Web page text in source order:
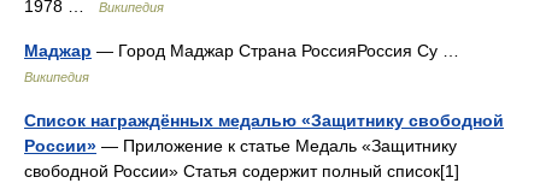
1978 …
Википедия
Маджар — Город Маджар Страна РоссияРоссия Су …
Википедия
Список награждённых медалью «Защитнику свободной
России» — Приложение к статье Медаль «Защитнику
свободной России» Статья содержит полный список[1]